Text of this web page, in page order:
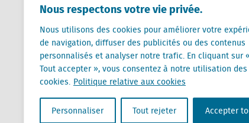
Nous respectons votre vie privée.
Nous utilisons des cookies pour améliorer votre
de navigation, diffuser des publicités ou des contenus
personnalisés et analyser notre trafic. En cliquant sur «
Tout accepter », vous consentez à notre utilisation des
cookies. Politique relative aux cookies
Personnaliser Tout rejeter Accepter
info@locatus.com
Locatus B.V. and Locatus Belgie B.V. are
Analytics products along with Green
Green Street businesses. Our global